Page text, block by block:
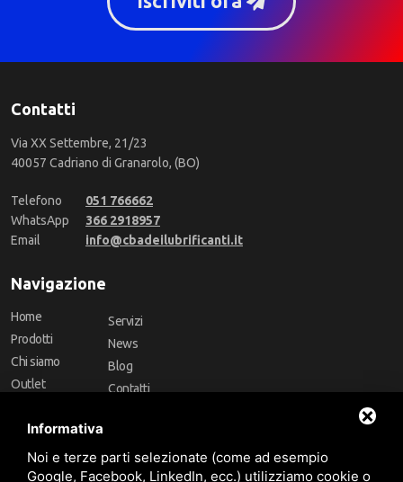
Contatti
Via XX Settembre, 21/23
40057 Cadriano di Granarolo, (BO)
Telefono
051 766662
WhatsApp
366 2918957
Email
info@cbadeilubrificanti.it
Navigazione
Home
Prodotti
Chi siamo
Outlet
Marchi
Servizi
News
Blog
Contatti
Follow Us
Informativa
Noi e terze parti selezionate (come ad esempio
Google, Facebook, LinkedIn, ecc.) utilizziamo cookie o